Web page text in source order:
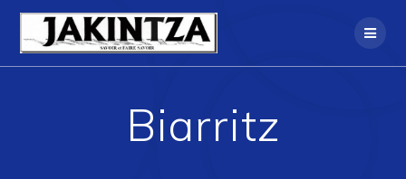
Skip
to
content
Biarritz